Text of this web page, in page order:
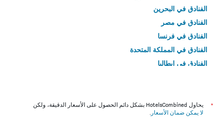
الفنادق في البحرين
الفنادق في مصر
الفنادق في فرنسا
الفنادق في المملكة المتحدة
الفنادق في إيطاليا
*
يحاول HotelsCombined بشكل دائم الحصول على الأسعار الدقيقة، ولكن
لا يمكن ضمان الأسعار .